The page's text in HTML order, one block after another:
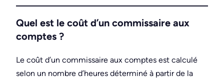
Quel est le coût d’un commissaire aux
comptes ?
Le coût d’un commissaire aux comptes est calculé
selon un nombre d’heures déterminé à partir de la